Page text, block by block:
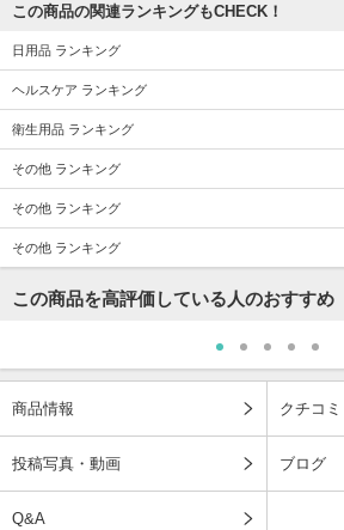
この商品の関連ランキングもCHECK！
日用品 ランキング
ヘルスケア ランキング
衛生用品 ランキング
その他 ランキング
その他 ランキング
その他 ランキング
この商品を高評価している人のおすすめ
商品情報 クチコミ
投稿写真・動画 ブログ
Q&A